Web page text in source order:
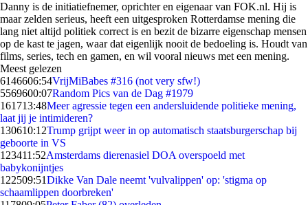
Danny is de initiatiefnemer, oprichter en eigenaar van FOK.nl. Hij is
maar zelden serieus, heeft een uitgesproken Rotterdamse mening die
lang niet altijd politiek correct is en bezit de bizarre eigenschap mensen
op de kast te jagen, waar dat eigenlijk nooit de bedoeling is. Houdt van
films, series, tech en gamen, en wil vooral nieuws met een mening.
Meest gelezen
6146606:54VrijMiBabes #316 (not very sfw!)
5569600:07Random Pics van de Dag #1979
161713:48Meer agressie tegen een andersluidende politieke mening,
laat jij je intimideren?
130610:12Trump grijpt weer in op automatisch staatsburgerschap bij
geboorte in VS
123411:52Amsterdams dierenasiel DOA overspoeld met
babykonijntjes
122509:51Dikke Van Dale neemt 'vulvalippen' op: 'stigma op
schaamlippen doorbreken'